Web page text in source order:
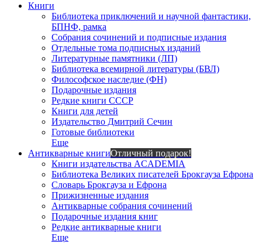
Книги
Библиотека приключений и научной фантастики,
БПНФ, рамка
Собрания сочинений и подписные издания
Отдельные тома подписных изданий
Литературные памятники (ЛП)
Библиотека всемирной литературы (БВЛ)
Философское наследие (ФН)
Подарочные издания
Редкие книги СССР
Книги для детей
Издательство Дмитрий Сечин
Готовые библиотеки
Еще
Антикварные книгиОтличный подарок!
Книги издательства ACADEMIA
Библиотека Великих писателей Брокгауза Ефрона
Словарь Брокгауза и Ефрона
Прижизненные издания
Антикварные собрания сочинений
Подарочные издания книг
Редкие антикварные книги
Еще